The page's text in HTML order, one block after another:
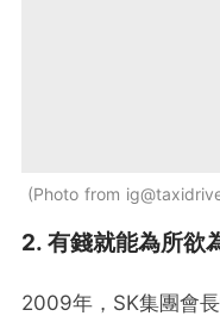
Photo from
2. 有錢就能為所欲
2009年，SK集團會